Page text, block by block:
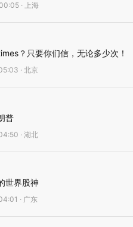
· 上海
？只要你们信，无论多少次！
· 北京
普
· 湖北
世界股神
· 广东